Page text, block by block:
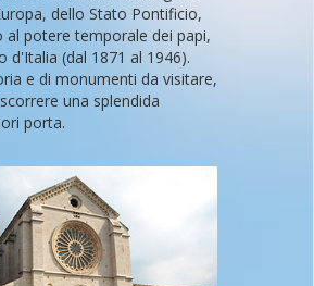
dello Stato Pontificio,
potere temporale dei papi,
d'Italia (dal 1871 al 1946).
e di monumenti da visitare,
una splendida
porta.